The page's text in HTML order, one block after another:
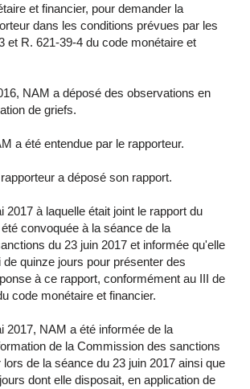
et financier, pour demander la
dans les conditions prévues par les
et R. 621-39-4 du code monétaire et
NAM a déposé des observations en
de griefs.
a été entendue par le rapporteur.
a déposé son rapport.
2017 à laquelle était joint le rapport du
convoquée à la séance de la
du 23 juin 2017 et informée qu'elle
quinze jours pour présenter des
à ce rapport, conformément au III de
code monétaire et financier.
2017, NAM a été informée de la
de la Commission des sanctions
lors de la séance du 23 juin 2017 ainsi que
dont elle disposait, en application de